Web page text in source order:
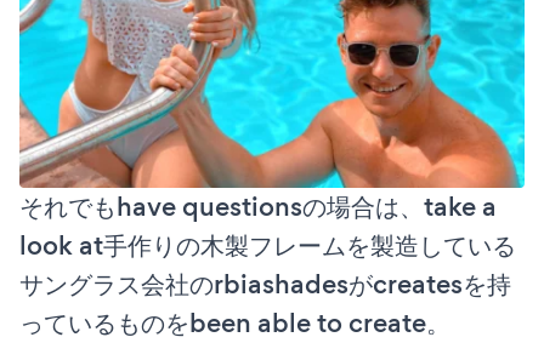
それでもhave questionsの場合は、take a
look at手作りの木製フレームを製造している
サングラス会社のrbiashadesがcreatesを持
っているものをbeen able to create。